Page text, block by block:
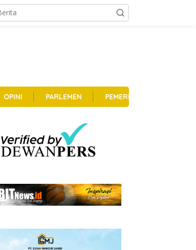
OPINI PARLEMEN PEMERINTAHAN